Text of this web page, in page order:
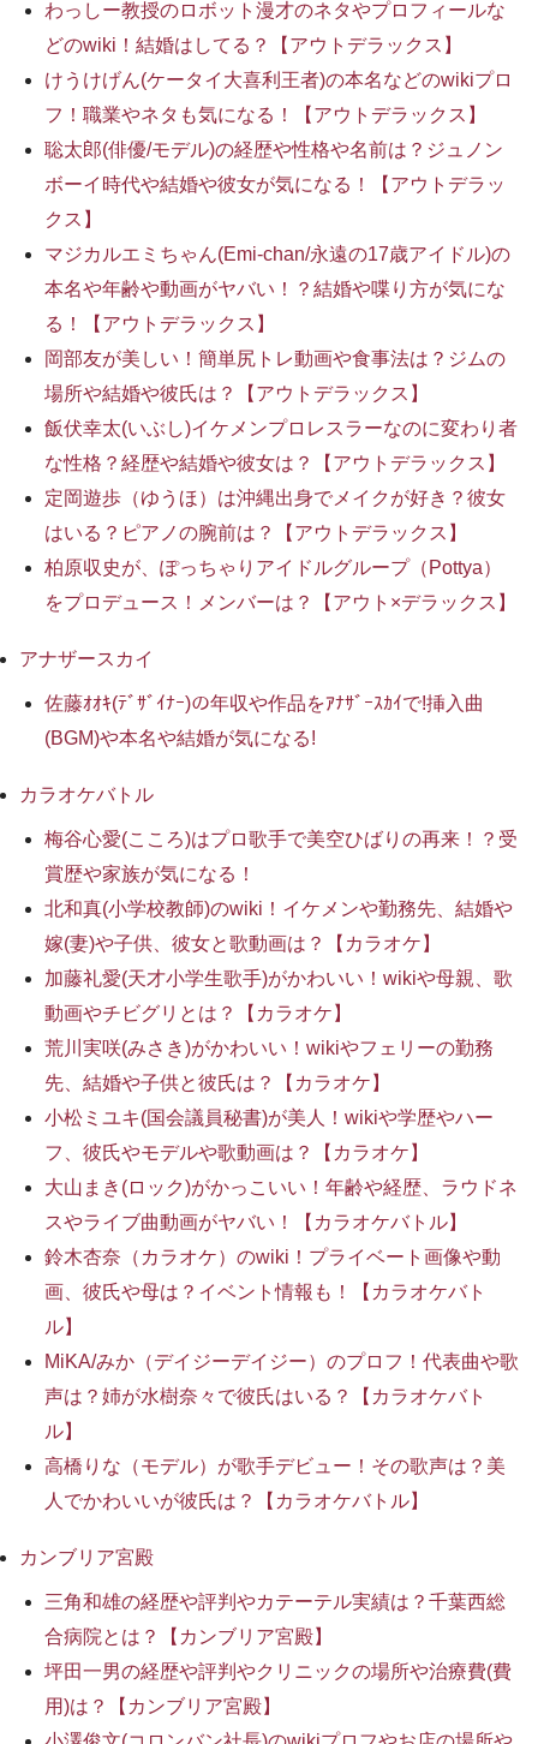
わっしー教授のロボット漫才のネタやプロフィールな
どのwiki！結婚はしてる？【アウトデラックス】
けうけげん(ケータイ大喜利王者)の本名などのwikiプロ
フ！職業やネタも気になる！【アウトデラックス】
聡太郎(俳優/モデル)の経歴や性格や名前は？ジュノン
ボーイ時代や結婚や彼女が気になる！【アウトデラッ
クス】
マジカルエミちゃん(Emi-chan/永遠の17歳アイドル)の
本名や年齢や動画がヤバい！？結婚や喋り方が気にな
る！【アウトデラックス】
岡部友が美しい！簡単尻トレ動画や食事法は？ジムの
場所や結婚や彼氏は？【アウトデラックス】
飯伏幸太(いぶし)イケメンプロレスラーなのに変わり者
な性格？経歴や結婚や彼女は？【アウトデラックス】
定岡遊歩（ゆうほ）は沖縄出身でメイクが好き？彼女
はいる？ピアノの腕前は？【アウトデラックス】
柏原収史が、ぽっちゃりアイドルグループ（Pottya）
をプロデュース！メンバーは？【アウト×デラックス】
アナザースカイ
佐藤ｵｵｷ(ﾃﾞｻﾞｲﾅｰ)の年収や作品をｱﾅｻﾞｰｽｶｲで!挿入曲
(BGM)や本名や結婚が気になる!
カラオケバトル
梅谷心愛(こころ)はプロ歌手で美空ひばりの再来！？受
賞歴や家族が気になる！
北和真(小学校教師)のwiki！イケメンや勤務先、結婚や
嫁(妻)や子供、彼女と歌動画は？【カラオケ】
加藤礼愛(天才小学生歌手)がかわいい！wikiや母親、歌
動画やチビグリとは？【カラオケ】
荒川実咲(みさき)がかわいい！wikiやフェリーの勤務
先、結婚や子供と彼氏は？【カラオケ】
小松ミユキ(国会議員秘書)が美人！wikiや学歴やハー
フ、彼氏やモデルや歌動画は？【カラオケ】
大山まき(ロック)がかっこいい！年齢や経歴、ラウドネ
スやライブ曲動画がヤバい！【カラオケバトル】
鈴木杏奈（カラオケ）のwiki！プライベート画像や動
画、彼氏や母は？イベント情報も！【カラオケバト
ル】
MiKA/みか（デイジーデイジー）のプロフ！代表曲や歌
声は？姉が水樹奈々で彼氏はいる？【カラオケバト
ル】
高橋りな（モデル）が歌手デビュー！その歌声は？美
人でかわいいが彼氏は？【カラオケバトル】
カンブリア宮殿
三角和雄の経歴や評判やカテーテル実績は？千葉西総
合病院とは？【カンブリア宮殿】
坪田一男の経歴や評判やクリニックの場所や治療費(費
用)は？【カンブリア宮殿】